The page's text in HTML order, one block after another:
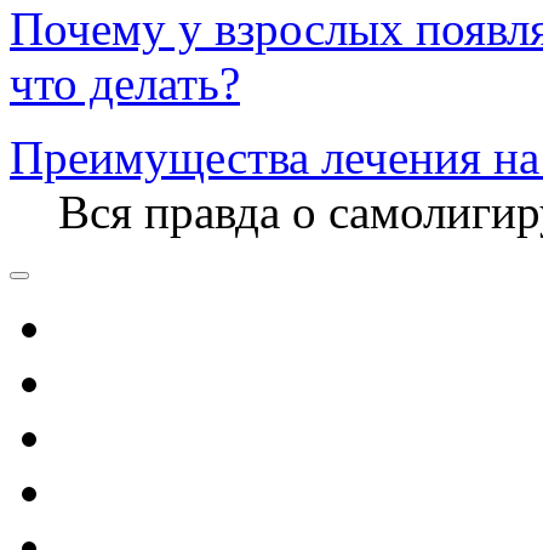
Почему у взрослых
что делать?
Преимущества лечения
Вся правда о